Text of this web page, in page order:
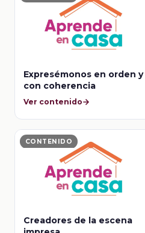
Expresémonos en orden y
con coherencia
Ver contenido
CONTENIDO
Creadores de la escena